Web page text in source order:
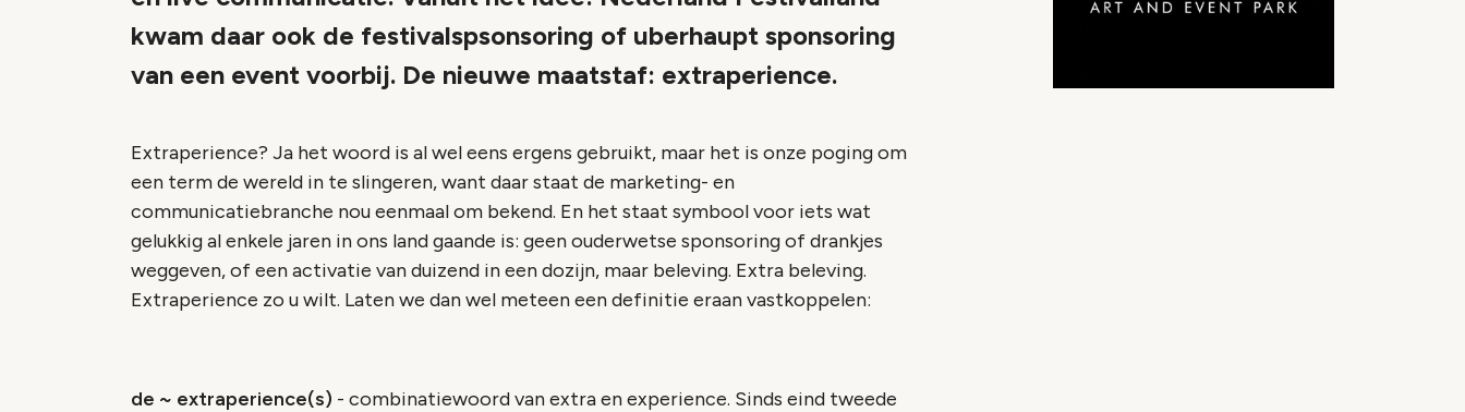
kwam daar ook de festivalspsonsoring of uberhaupt sponsoring
van een event voorbij. De nieuwe maatstaf: extraperience.
Extraperience? Ja het woord is al wel eens ergens gebruikt, maar het is onze poging om
een term de wereld in te slingeren, want daar staat de marketing- en
communicatiebranche nou eenmaal om bekend. En het staat symbool voor iets wat
gelukkig al enkele jaren in ons land gaande is: geen ouderwetse sponsoring of drankjes
weggeven, of een activatie van duizend in een dozijn, maar beleving. Extra beleving.
Extraperience zo u wilt. Laten we dan wel meteen een definitie eraan vastkoppelen:
de ~ extraperience(s) - combinatiewoord van extra en experience. Sinds eind tweede